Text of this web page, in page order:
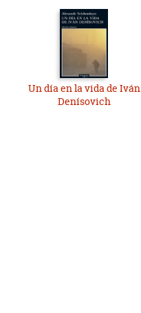
Un día en la vida de Iván
Denísovich